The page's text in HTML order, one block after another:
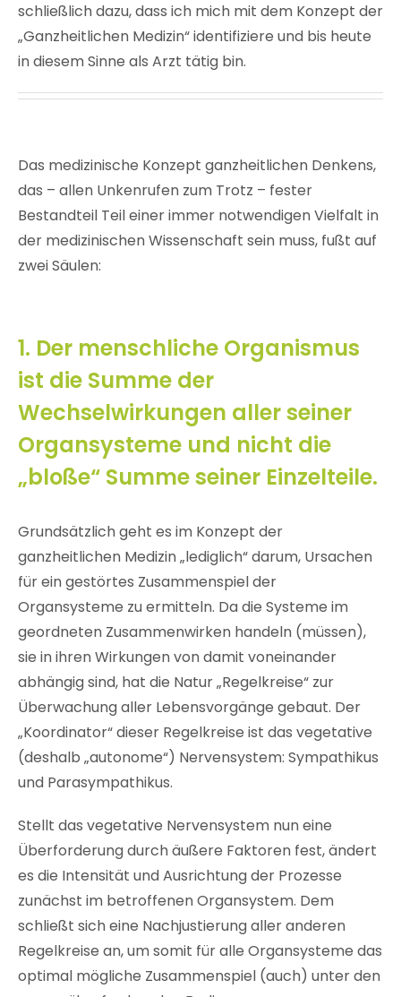
schließlich dazu, dass ich mich mit dem Konzept der
„Ganzheitlichen Medizin“ identifiziere und bis heute
in diesem Sinne als Arzt tätig bin.
Das medizinische Konzept ganzheitlichen Denkens,
das – allen Unkenrufen zum Trotz – fester
Bestandteil Teil einer immer notwendigen Vielfalt in
der medizinischen Wissenschaft sein muss, fußt auf
zwei Säulen:
1. Der menschliche Organismus
ist die Summe der
Wechselwirkungen aller seiner
Organsysteme und nicht die
„bloße“ Summe seiner Einzelteile.
Grundsätzlich geht es im Konzept der
ganzheitlichen Medizin „lediglich“ darum, Ursachen
für ein gestörtes Zusammenspiel der
Organsysteme zu ermitteln. Da die Systeme im
geordneten Zusammenwirken handeln (müssen),
sie in ihren Wirkungen von damit voneinander
abhängig sind, hat die Natur „Regelkreise“ zur
Überwachung aller Lebensvorgänge gebaut. Der
„Koordinator“ dieser Regelkreise ist das vegetative
(deshalb „autonome“) Nervensystem: Sympathikus
und Parasympathikus.
Stellt das vegetative Nervensystem nun eine
Überforderung durch äußere Faktoren fest, ändert
es die Intensität und Ausrichtung der Prozesse
zunächst im betroffenen Organsystem. Dem
schließt sich eine Nachjustierung aller anderen
Regelkreise an, um somit für alle Organsysteme das
optimal mögliche Zusammenspiel (auch) unter den